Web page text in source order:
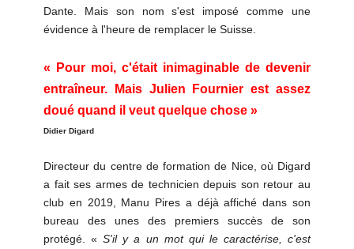
Dante. Mais son nom s'est imposé comme une
évidence à l'heure de remplacer le Suisse.
« Pour moi, c'était inimaginable de devenir
entraîneur. Mais Julien Fournier est assez
doué quand il veut quelque chose »
Didier Digard
Directeur du centre de formation de Nice, où Digard
a fait ses armes de technicien depuis son retour au
club en 2019, Manu Pires a déjà affiché dans son
bureau des unes des premiers succès de son
protégé. «S'il y a un mot qui le caractérise, c'est